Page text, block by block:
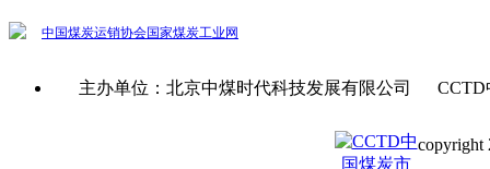
中国煤炭运销协会国家煤炭工业网
主办单位：北京中煤时代科技发展有限公司
copyright